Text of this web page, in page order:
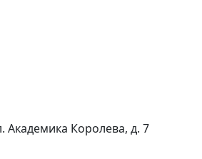
Академика Королева, д. 7